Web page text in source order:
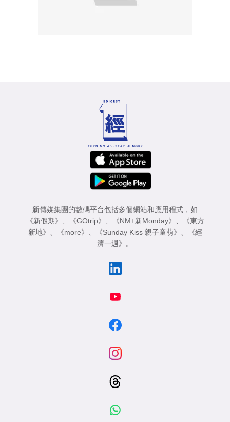
新傳媒集團的數碼平台包括多個網站和應用程式，如
《新假期》
《GOtrip》 《NM+新Monday》
《東方
新地》
《more》 《Sunday Kiss 親子童萌》
《經
濟一週》
。